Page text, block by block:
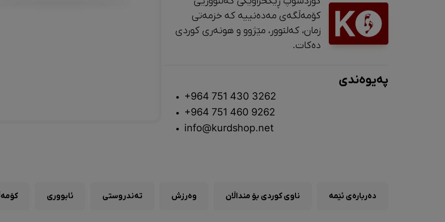
کۆمەڵگەی مەدەنییە کە خزمەتی
زمان، کەلتوور، مێژوو و ‎هونەری کوردی
دەکات.
پەیوەندی
+964 751 430 3262
+964 751 460 9262
info@kurdshop.net
دەربارەی ئێمە ناوی کوردی بۆ منداڵان وەرزش تەندروستی ئابووری